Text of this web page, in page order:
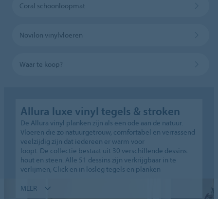
Coral schoonloopmat
Novilon vinylvloeren
Waar te koop?
Allura luxe vinyl tegels & stroken
De Allura vinyl planken zijn als een ode aan de natuur.
Vloeren die zo natuurgetrouw, comfortabel en verrassend
veelzijdig zijn dat iedereen er warm voor
loopt. De collectie bestaat uit 30 verschillende dessins:
hout en steen. Alle 51 dessins zijn verkrijgbaar in te
verlijmen, Click en in losleg tegels en planken
MEER